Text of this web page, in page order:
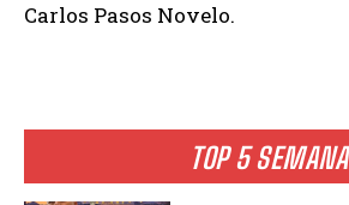
TOP 5 SEMANA
Carlos Pasos Novelo.